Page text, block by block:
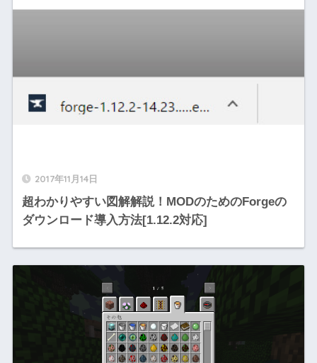
2017年11月14日
超わかりやすい図解解説！MODのためのForgeの
ダウンロード導入方法[1.12.2対応]